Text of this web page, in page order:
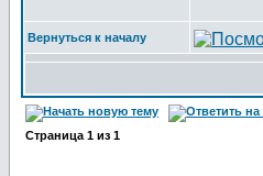
Вернуться к началу
Страница 1 из 1